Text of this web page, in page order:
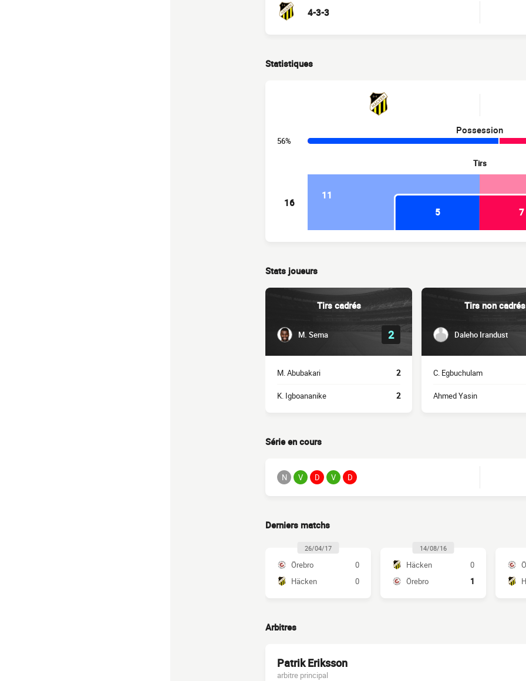
4-3-3
Statistiques
Possession
56%
Tirs
16
11
5
7
Stats joueurs
Tirs cadrés
M. Sema 2
M. Abubakari 2
K. Igboananike 2
Tirs non cadrés
Daleho Irandust
C. Egbuchulam
Ahmed Yasin
Série en cours
N V D V D
Derniers matchs
26/04/17
Örebro
0
Häcken
0
14/08/16
Häcken
0
Örebro
1
Arbitres
Patrik Eriksson
arbitre principal